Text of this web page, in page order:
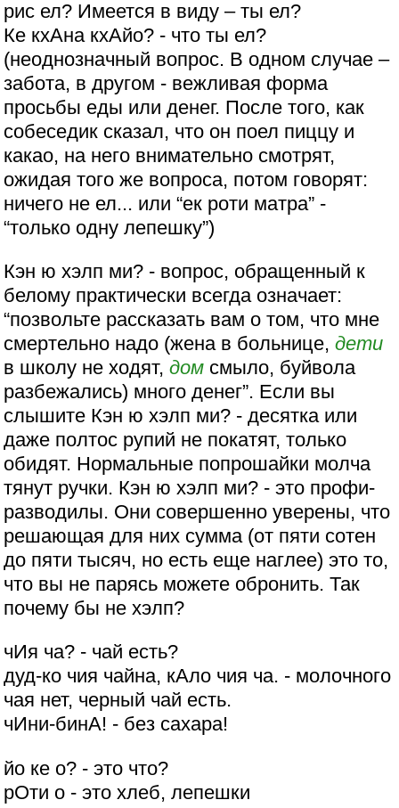
рис ел? Имеется в виду – ты ел?
Ке кхАна кхАйо? - что ты ел?
(неоднозначный вопрос. В одном случае –
забота, в другом - вежливая форма
просьбы еды или денег. После того, как
собеседик сказал, что он поел пиццу и
какао, на него внимательно смотрят,
ожидая того же вопроса, потом говорят:
ничего не ел... или “ек роти матра” -
“только одну лепешку”)
Кэн ю хэлп ми? - вопрос, обращенный к
белому практически всегда означает:
“позвольте рассказать вам о том, что мне
смертельно надо (жена в больнице,дети
в школу не ходят,дом смыло, буйвола
разбежались) много денег”. Если вы
слышите Кэн ю хэлп ми? - десятка или
даже полтос рупий не покатят, только
обидят. Нормальные попрошайки молча
тянут ручки. Кэн ю хэлп ми? - это профи-
разводилы. Они совершенно уверены, что
решающая для них сумма (от пяти сотен
до пяти тысяч, но есть еще наглее) это то,
что вы не парясь можете обронить. Так
почему бы не хэлп?
чИя ча? - чай есть?
дуд-ко чия чайна, кАло чия ча. - молочного
чая нет, черный чай есть.
чИни-бинА! - без сахара!
йо ке о? - это что?
рОти о - это хлеб, лепешки